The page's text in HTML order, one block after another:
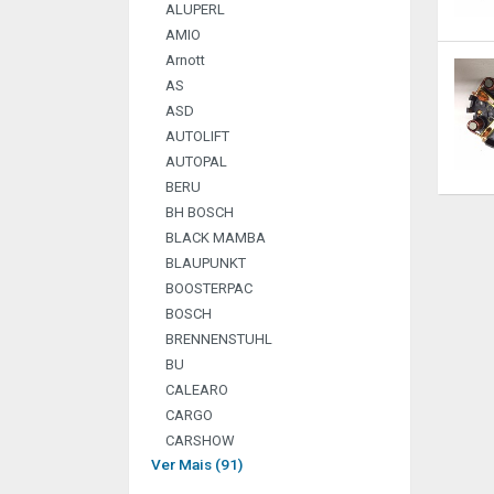
ALUPERL
AMIO
Arnott
AS
ASD
AUTOLIFT
AUTOPAL
BERU
BH BOSCH
BLACK MAMBA
BLAUPUNKT
BOOSTERPAC
BOSCH
BRENNENSTUHL
BU
CALEARO
CARGO
CARSHOW
Ver Mais (91)